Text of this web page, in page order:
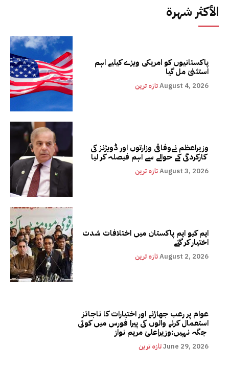
الأكثر شهرة
پاکستانیوں کو امریکی ویزے کیلیے اہم
استثنیٰ مل گیا
تازہ ترینAugust 4, 2026
وزیراعظم نےوفاقی وزارتوں اور ڈویژنز کی
کارکردگی کے حوالے سے اہم فیصلہ کر لیا
تازہ ترینAugust 3, 2026
ایم کیو ایم پاکستان میں اختلافات شدت
اختیار کر گئے
تازہ ترینAugust 2, 2026
عوام پر رعب جھاڑنے اور اختیارات کا ناجائز
استعمال کرنے والوں کی پیرا فورس میں کوئی
تازہ ترینJune 29, 2026